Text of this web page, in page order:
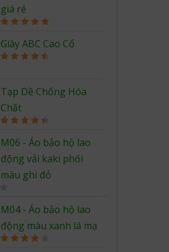
giá rẻ
out of 5
Giày ABC Cao Cổ
Tạp Dề Chống Hóa
Chất
out of 5
M06 - Áo bảo hộ lao
động vải kaki phối
màu ghi đỏ
M04 - Áo bảo hộ lao
động màu xanh lá mạ